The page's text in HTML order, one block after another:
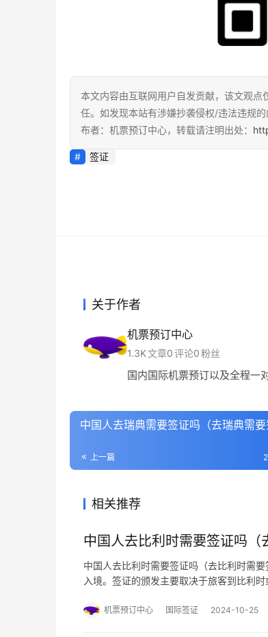
本文内容由互联网用户自发贡献，该文观
任。如发现本站有涉嫌抄袭侵权/违法违规
布者：机票预订中心，转载请注明出处：
签证
关于作者
机票预订中心
1.3K文章0评论0粉丝
国内国际机票预订以及全程一
中国人去瑞典需要签证吗（去瑞典需要
上一篇
相关推荐
中国人去比利时需要签证吗（
中国人去比利时需要签证吗（去比利时需
入境。签证的颁发主要取决于旅客到比利
需提前办妥签证，…
机票预订中心 国际签证 2024-10-25